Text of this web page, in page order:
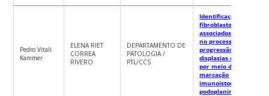
Pedro Vitali
Kammer
ELENA RIET
CORREA
RIVERO
DEPARTAMENTO DE
PATOLOGIA /
PTL/CCS
Identificação de
fibroblastos
associados ao câncer
no processo de
progressão de
displasias epiteliais,
por meio da
marcação
imunoistoquimica da
podoplanina